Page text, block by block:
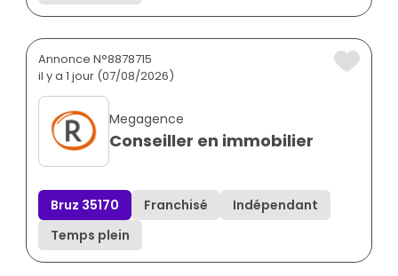
Annonce N°8878715
il y a 1 jour (07/08/2026)
Megagence
Conseiller en immobilier
Bruz 35170 Franchisé
Indépendant
Temps plein